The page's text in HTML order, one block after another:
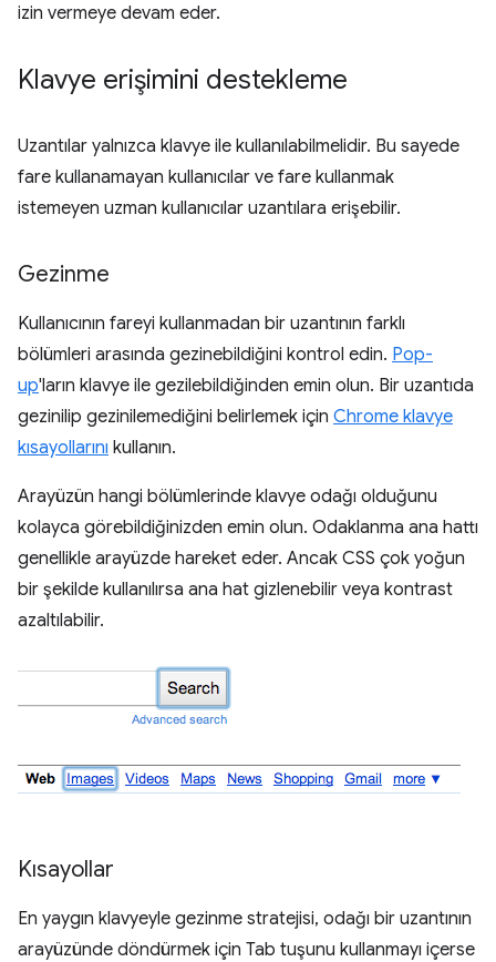
izin vermeye devam eder.
Klavye erişimini destekleme
Uzantılar yalnızca klavye ile kullanılabilmelidir. Bu sayede
fare kullanamayan kullanıcılar ve fare kullanmak
istemeyen uzman kullanıcılar uzantılara erişebilir.
Gezinme
Kullanıcının fareyi kullanmadan bir uzantının farklı
bölümleri arasında gezinebildiğini kontrol edin. Pop-
up'ların klavye ile gezilebildiğinden emin olun. Bir uzantıda
gezinilip gezinilemediğini belirlemek için Chrome klavye
kısayollarını kullanın.
Arayüzün hangi bölümlerinde klavye odağı olduğunu
kolayca görebildiğinizden emin olun. Odaklanma ana hattı
genellikle arayüzde hareket eder. Ancak CSS çok yoğun
bir şekilde kullanılırsa ana hat gizlenebilir veya kontrast
azaltılabilir.
Kısayollar
En yaygın klavyeyle gezinme stratejisi, odağı bir uzantının
arayüzünde döndürmek için Tab tuşunu kullanmayı içerse